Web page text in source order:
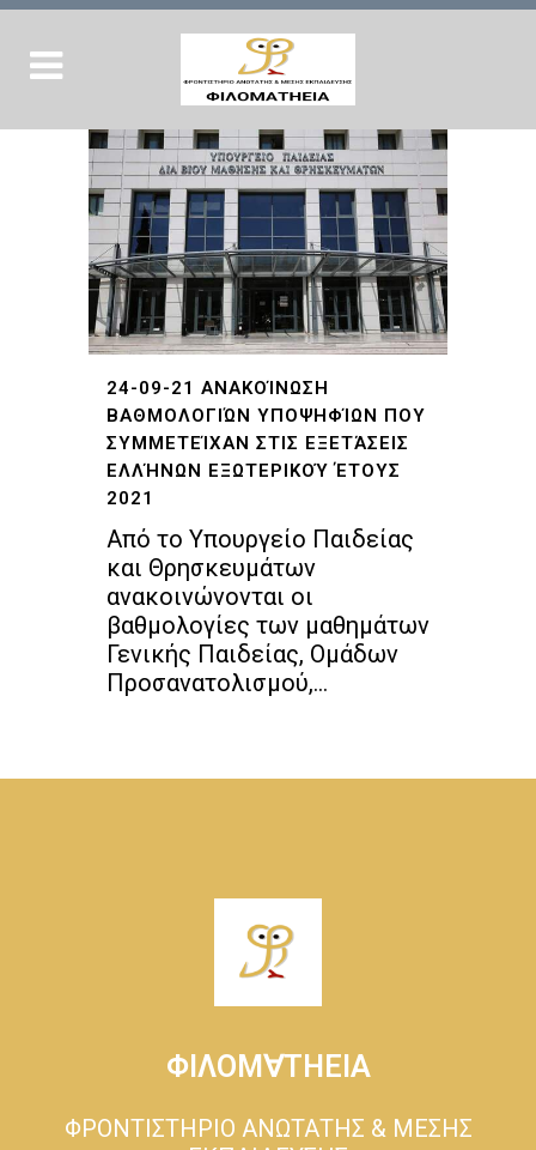
24-09-21 AΝΑΚΟΊΝΩΣΗ
ΒΑΘΜΟΛΟΓΙΏΝ ΥΠΟΨΗΦΊΩΝ ΠΟΥ
ΣΥΜΜΕΤΕΊΧΑΝ ΣΤΙΣ ΕΞΕΤΆΣΕΙΣ
ΕΛΛΉΝΩΝ ΕΞΩΤΕΡΙΚΟΎ ΈΤΟΥΣ
2021
Από το Υπουργείο Παιδείας
και Θρησκευμάτων
ανακοινώνονται οι
βαθμολογίες των μαθημάτων
Γενικής Παιδείας, Ομάδων
Προσανατολισμού,...
ΦΙΛΟΜ∀ΤΗΕΙΑ
ΦΡΟΝΤΙΣΤΗΡΙΟ ΑΝΩΤΑΤΗΣ & ΜΕΣΗΣ